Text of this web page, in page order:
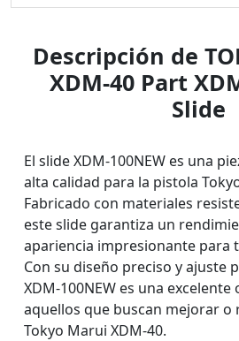
Descripción de
XDM-40 Part
Slide
El slide XDM-100NEW es una
alta calidad para la pistola
Fabricado con materiales
este slide garantiza un
apariencia impresionante para
Con su diseño preciso y ajuste
XDM-100NEW es una excelente
aquellos que buscan mejorar o
Tokyo Marui XDM-40.